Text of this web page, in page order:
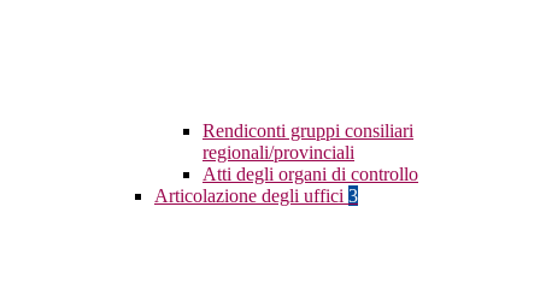
Rendiconti gruppi consiliari
regionali/provinciali
Atti degli organi di controllo
Articolazione degli uffici 3